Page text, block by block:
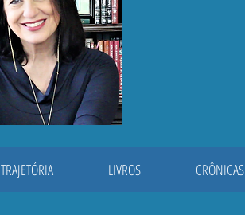
TRAJETÓRIA LIVROS CRÔNICAS